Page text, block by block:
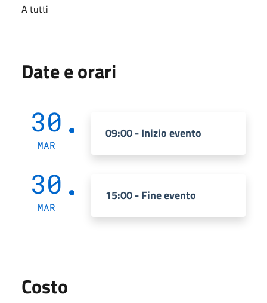
A tutti
Date e orari
30
MAR
09:00 - Inizio evento
30
MAR
15:00 - Fine evento
Costo